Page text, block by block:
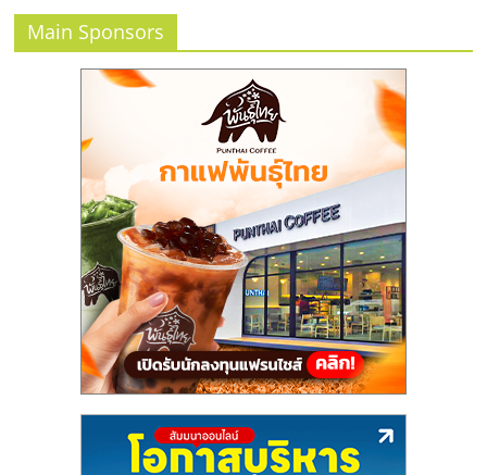
Main Sponsors